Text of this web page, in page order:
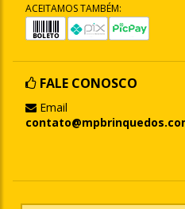
ACEITAMOS TAMBÉM:
FALE CONOSCO
Email